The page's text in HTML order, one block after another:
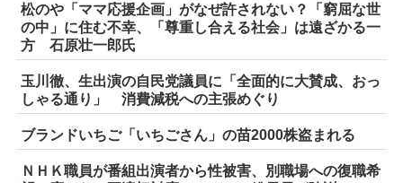
松のや「ママ応援企画」がなぜ許されない？「窮屈な世
の中」に住む不幸、「尊重し合える社会」は遠ざかる一
方 石原壮一郎氏
玉川徹、生出演の自民党議員に「全面的に大賛成、おっ
しゃる通り」 消費減税への主張めぐり
ブランドいちご「いちごさん」の苗2000株盗まれる
ＮＨＫ職員が番組出演者から性被害、別職場への復職希